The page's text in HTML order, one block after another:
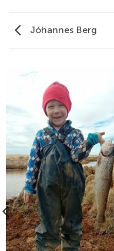
Jóhannes Berg